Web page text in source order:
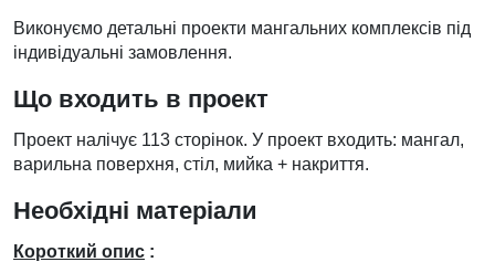
Виконуємо детальні проекти мангальних комплексів під
індивідуальні замовлення.
Що входить в проект
Проект налічує 113 сторінок. У проект входить: мангал,
варильна поверхня, стіл, мийка + накриття.
Необхідні матеріали
Короткий опис :